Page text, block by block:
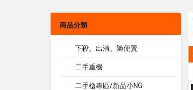
商品分類
下殺、出清、隨便賣
二手重機
二手槍專區/新品小NG